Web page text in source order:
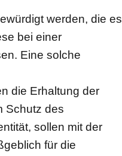
werden, die es
bei einer
Eine solche
die Erhaltung der
Schutz des
sollen mit der
für die